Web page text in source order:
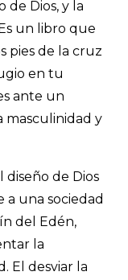
de Dios, y la
un libro que
pies de la cruz
en tu
ante un
masculinidad y
diseño de Dios
a una sociedad
del Edén,
la
El desviar la